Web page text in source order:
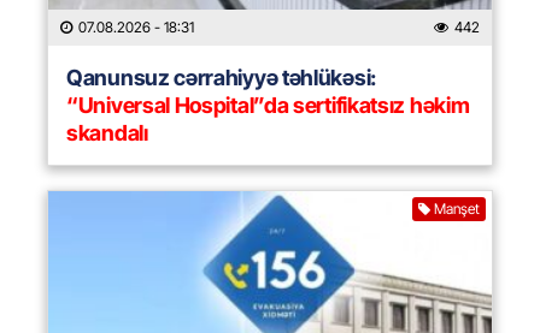
07.08.2026 - 18:31 442
Qanunsuz cərrahiyyə təhlükəsi:
“Universal Hospital”da sertifikatsız həkim
skandalı
Manşet